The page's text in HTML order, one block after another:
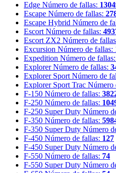
Edge Número de fallas:
Escape Número de fallas:
Escape Hybrid Número de
Escort Número de fallas:
Escort ZX2 Número de
Excursion Número de fallas:
Expedition Número de fallas:
Explorer Número de fallas:
Explorer Sport Número de
Explorer Sport Trac Número
F-150 Número de fallas:
F-250 Número de fallas:
F-250 Super Duty Número
F-350 Número de fallas:
F-350 Super Duty Número
F-450 Número de fallas: 127
F-450 Super Duty Número
F-550 Número de fallas: 74
F-550 Super Duty Número